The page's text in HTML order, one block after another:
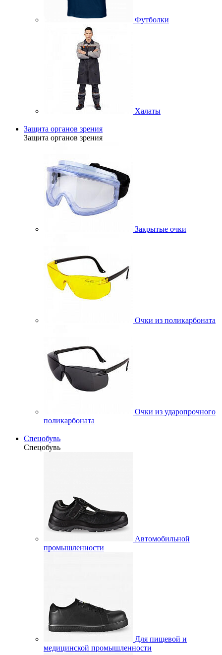
Футболки
Халаты
Защита органов зрения
Защита органов зрения
Закрытые очки
Очки из поликарбоната
Очки из ударопрочного
поликарбоната
Спецобувь
Спецобувь
Автомобильной
промышленности
Для пищевой и
медицинской промышленности